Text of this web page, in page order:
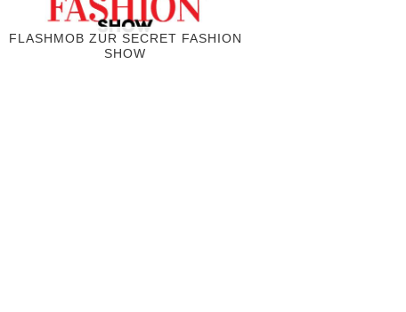
FLASHMOB ZUR SECRET FASHION
SHOW